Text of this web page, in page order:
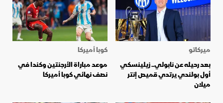
ميركاتو
بعد رحيله عن نابولي.. زيلينسكي
أول بولندي يرتدي قميص إنتر
ميلان
كوبا أميركا
موعد مباراة الأرجنتين وكندا في
نصف نهائي كوبا أميركا